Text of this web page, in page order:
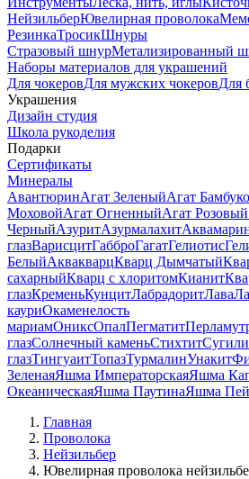
НейзильберЮвелирная проволока
РезинкаТросикШнуры
Стразовый шнурМетализированный
Наборы материалов для украшений
Для чокеровДля мужских чокеровДля
Украшения
Дизайн студия
Школа рукоделия
Подарки
Сертификаты
Минералы
АвантюринАгат ЗеленыйАгат
МоховойАгат ОгненныйАгат
ЧерныйАзуритАзурмалахит
глазВарисцитГабброГагатГелиотис
БелыйАквакварцКварц Дымчатый
сахарныйКварц с хлоритомКианит
глазКременьКунцитЛабрадоритЛава
кауриОкаменелость
мариамОниксОпалПегматит
глазСолнечный каменьСтихтит
глазТингуаитТопазТурмалинУнакит
ЗеленаяЯшма ИмператорскаяЯшма
ОкеаническаяЯшма ПаутинаЯшма
Главная
Проволока
Нейзильбер
Ювелирная проволока